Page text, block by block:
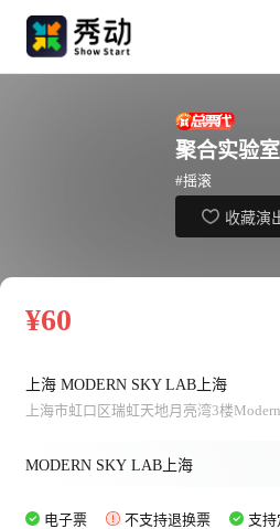
聚合实验
#摇滚
收藏演
¥60
上海 MODERN SKY LAB上海
MODERN SKY LAB上海
电子票 不支持退换票 支持